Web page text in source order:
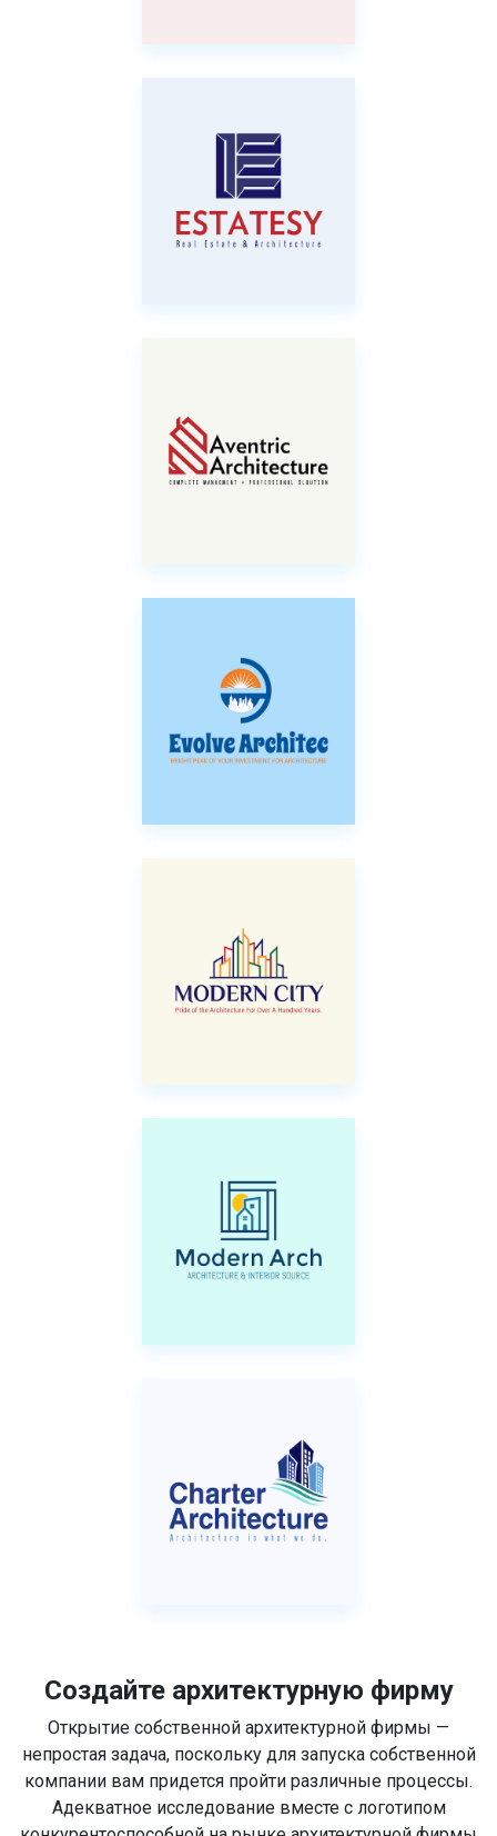
Создайте архитектурную фирму
Открытие собственной архитектурной фирмы —
непростая задача, поскольку для запуска собственной
компании вам придется пройти различные процессы.
Адекватное исследование вместе с логотипом